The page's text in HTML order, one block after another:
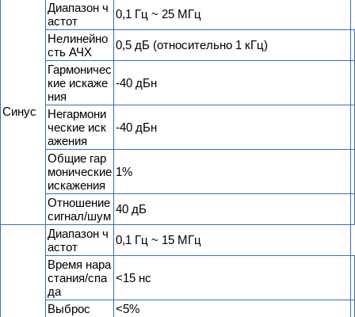
Синус
Диапазон ч
астот
0,1 Гц ~ 25 МГц
Нелинейно
сть АЧХ
0,5 дБ (относительно 1 кГц)
Гармоничес
кие искаже
ния
-40 дБн
Негармони
ческие иск
ажения
-40 дБн
Общие гар
монические
искажения
1%
Отношение
сигнал/шум
40 дБ
Диапазон ч
астот
0,1 Гц ~ 15 МГц
Время нара
стания/спа
да
<15 нс
Выброс
<5%